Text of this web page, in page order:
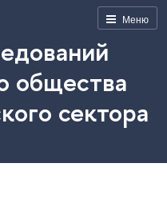
Меню
общества
сектора